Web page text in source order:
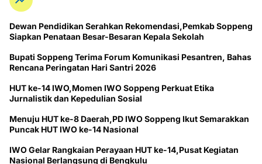
Dewan Pendidikan Serahkan Rekomendasi,Pemkab Soppeng
Siapkan Penataan Besar-Besaran Kepala Sekolah
Bupati Soppeng Terima Forum Komunikasi Pesantren, Bahas
Rencana Peringatan Hari Santri 2026
HUT ke-14 IWO,Momen IWO Soppeng Perkuat Etika
Jurnalistik dan Kepedulian Sosial
Menuju HUT ke-8 Daerah,PD IWO Soppeng Ikut Semarakkan
Puncak HUT IWO ke-14 Nasional
IWO Gelar Rangkaian Perayaan HUT ke-14,Pusat Kegiatan
Nasional Berlangsung di Bengkulu